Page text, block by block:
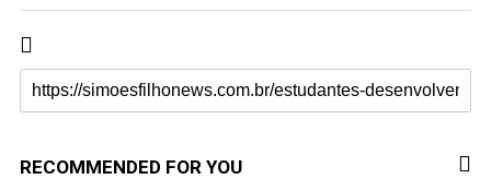
RECOMMENDED FOR YOU